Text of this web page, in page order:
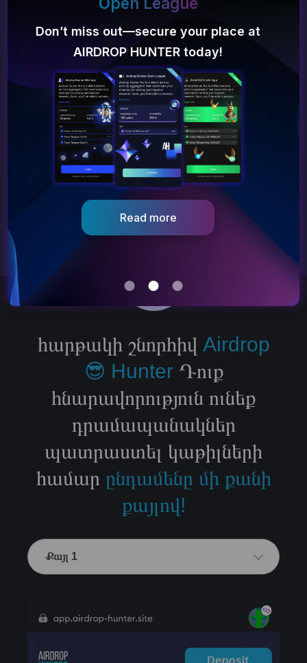
302 500$
Հաշվի ծախսեր ~
78 650$
Get started
հարթակի շնորհիվ Airdrop
😎 HunterԴուք
հնարավորություն ունեք
դրամապանակներ
պատրաստել կաթիլների
համար ընդամենը մի քանի
քայլով!
Քայլ 1
Deposit the platform - get a 50% bonus
and a chance for airdrop from $1000!
Go to dApp